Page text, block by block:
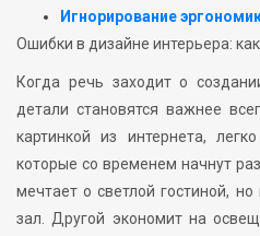
Игнорирование
Ошибки в дизайне интерьера:
Когда речь заходит о
детали становятся важнее
картинкой из интернета,
которые со временем начнут
мечтает о светлой гостиной,
зал. Другой экономит на